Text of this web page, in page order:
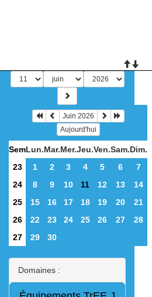
Juin 2026
Aujourd'hui
SemLun.Mar.Mer.Jeu.Ven.Sam.Dim.
23
1 2 3 4 5 6
7
24
8 9 10 11 12 13
14
25
15 16 17 18 19 20
21
26
22 23 24 25 26 27
28
27
29 30
Domaines :